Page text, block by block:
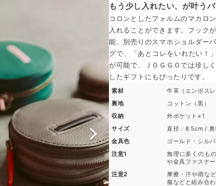
もう少し入れたい、が叶う
コロンとしたフォルムのマカロ
入れることができます。フック
能。別売りのスマホショルダー
グで、「あとコレをいれたい！
が可能で、ＪＯＧＧＯでは珍し
したギフトにもぴったりです。
素材
牛革（エンボスレ
裏地
コットン（黒）
収納
外ポケット×1
サイズ
直径：8.5cm /
金具色
ゴールド・シル
注意1
無理に多くのも
や金具ファスナ
注意2
摩擦・汗や雨な
服などと組み合